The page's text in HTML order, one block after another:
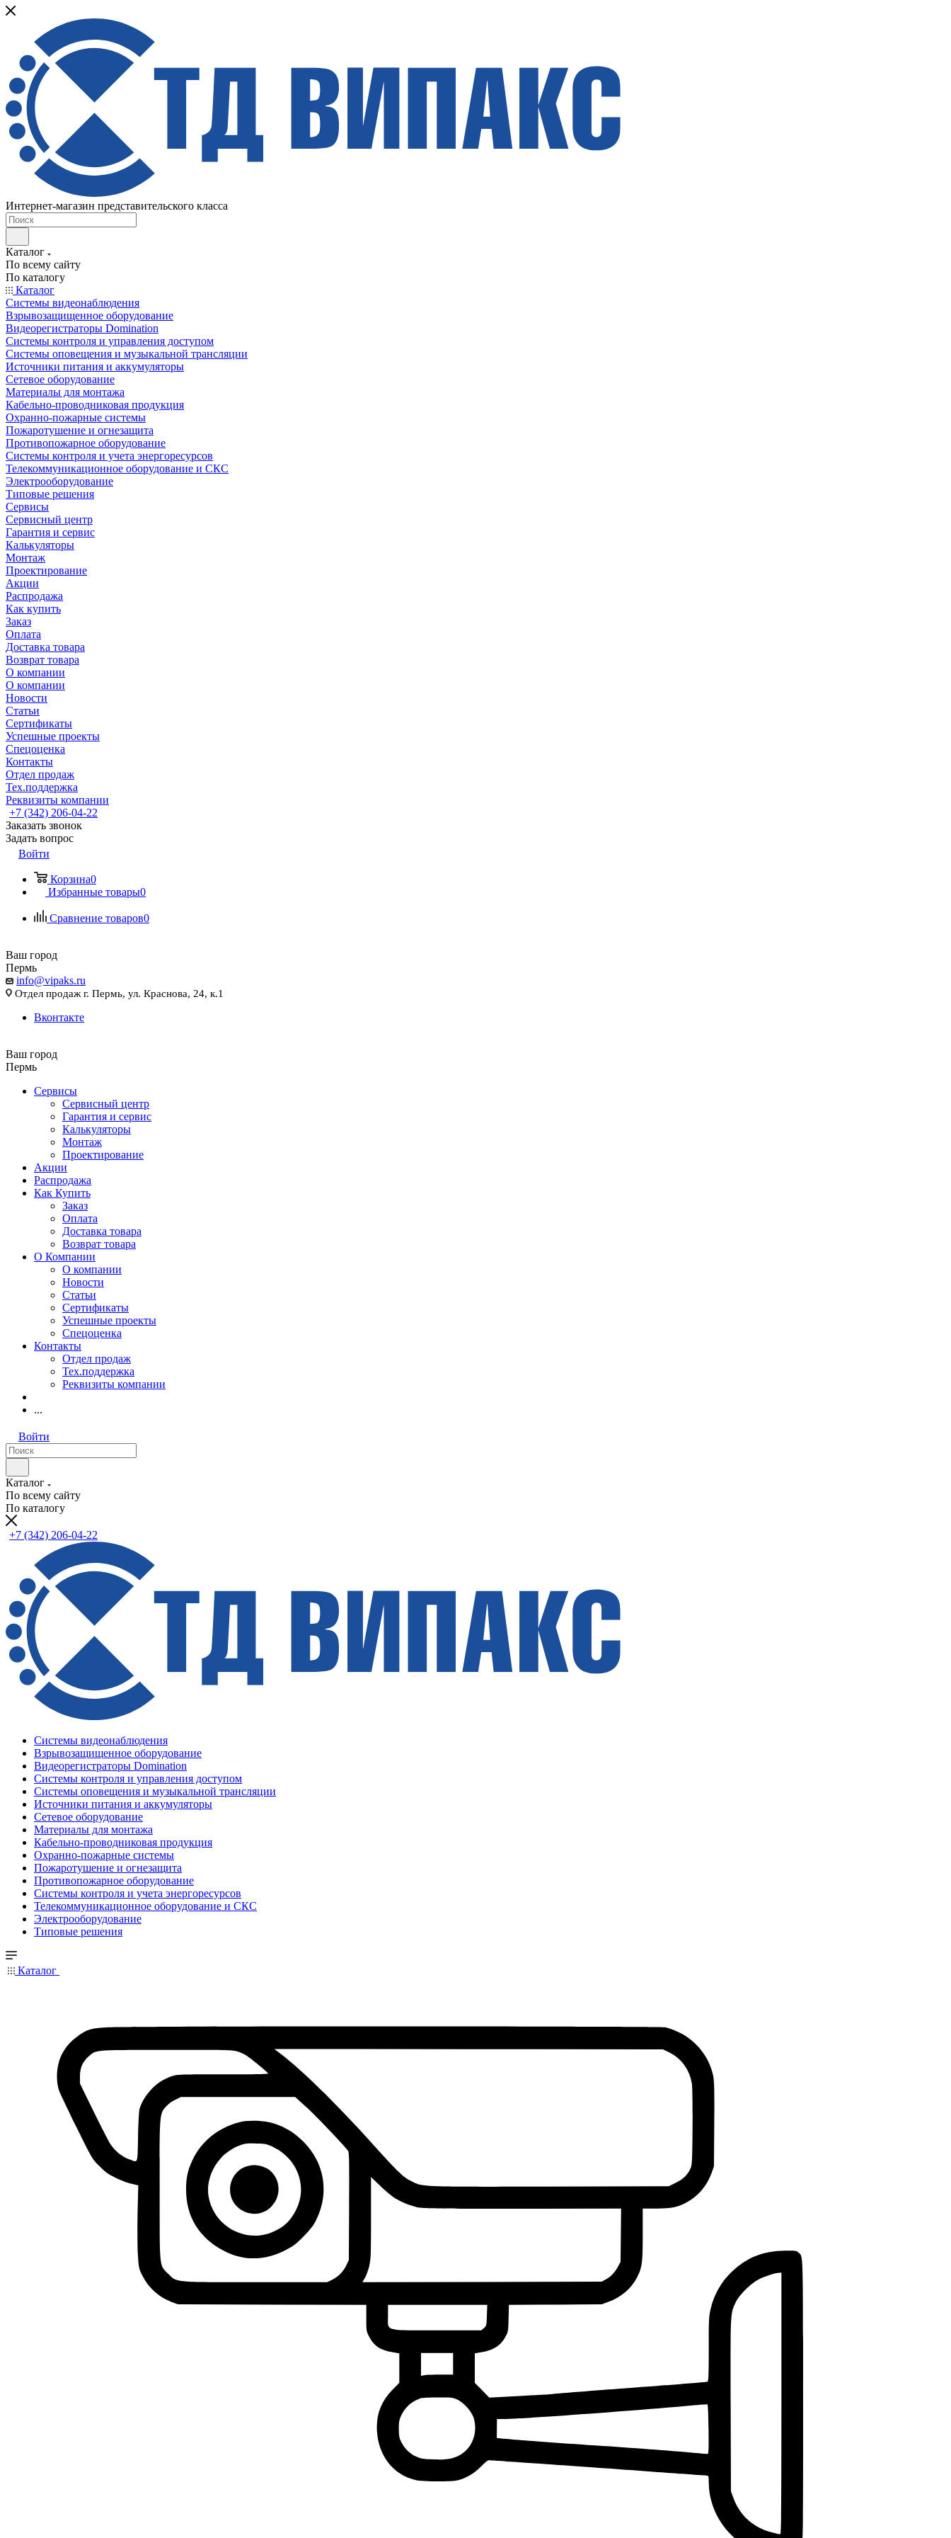
Интернет-магазин представительского класса
Каталог
По всему сайту
По каталогу
Каталог
Системы видеонаблюдения
Взрывозащищенное оборудование
Видеорегистраторы Domination
Системы контроля и управления доступом
Системы оповещения и музыкальной трансляции
Источники питания и аккумуляторы
Сетевое оборудование
Материалы для монтажа
Кабельно-проводниковая продукция
Охранно-пожарные системы
Пожаротушение и огнезащита
Противопожарное оборудование
Системы контроля и учета энергоресурсов
Телекоммуникационное оборудование и СКС
Электрооборудование
Типовые решения
Сервисы
Сервисный центр
Гарантия и сервис
Калькуляторы
Монтаж
Проектирование
Акции
Распродажа
Как купить
Заказ
Оплата
Доставка товара
Возврат товара
О компании
О компании
Новости
Статьи
Сертификаты
Успешные проекты
Спецоценка
Контакты
Отдел продаж
Тех.поддержка
Реквизиты компании
+7 (342) 206-04-22
Заказать звонок
Задать вопрос
Войти
Корзина0
Избранные товары0
Сравнение товаров0
Ваш город
Пермь
info@vipaks.ru
Отдел продаж г. Пермь, ул. Краснова, 24, к.1
Вконтакте
Ваш город
Пермь
Сервисы
Сервисный центр
Гарантия и сервис
Калькуляторы
Монтаж
Проектирование
Акции
Распродажа
Как Купить
Заказ
Оплата
Доставка товара
Возврат товара
О Компании
О компании
Новости
Статьи
Сертификаты
Успешные проекты
Спецоценка
Контакты
Отдел продаж
Тех.поддержка
Реквизиты компании
...
Войти
Каталог
По всему сайту
По каталогу
+7 (342) 206-04-22
Системы видеонаблюдения
Взрывозащищенное оборудование
Видеорегистраторы Domination
Системы контроля и управления доступом
Системы оповещения и музыкальной трансляции
Источники питания и аккумуляторы
Сетевое оборудование
Материалы для монтажа
Кабельно-проводниковая продукция
Охранно-пожарные системы
Пожаротушение и огнезащита
Противопожарное оборудование
Системы контроля и учета энергоресурсов
Телекоммуникационное оборудование и СКС
Электрооборудование
Типовые решения
Каталог